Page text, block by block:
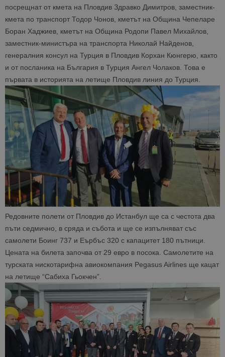
посрещнат от кмета на Пловдив Здравко Димитров, заместник-
кмета по транспорт Тодор Чонов, кметът на Община Чепеларе
Боран Хаджиев, кметът на Община Родопи Павел Михайлов,
заместник-министъра на транспорта Николай Найденов,
генералния консул на Турция в Пловдив Корхан Кюнгерю, както
и от посланика на България в Турция Ангел Чолаков. Това е
първата в историята на летище Пловдив линия до Турция.
Редовните полети от Пловдив до Истанбул ще са с честота два
пъти седмично, в сряда и събота и ще се изпълняват със
самолети Боинг 737 и Еърбъс 320 с капацитет 180 пътници.
Цената на билета започва от 29 евро в посока. Самолетите на
турската нискотарифна авиокомпания Pegasus Airlines ще кацат
на летище “Сабиха Гьокчен”.